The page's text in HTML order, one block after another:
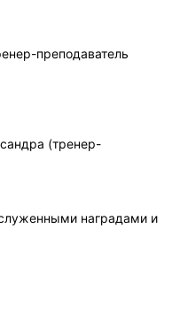
преподаватель
(тренер-
наградами и